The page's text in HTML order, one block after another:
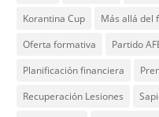
Korantina Cup
Más allá del
Oferta formativa
Partido
Planificación financiera
Recuperación Lesiones